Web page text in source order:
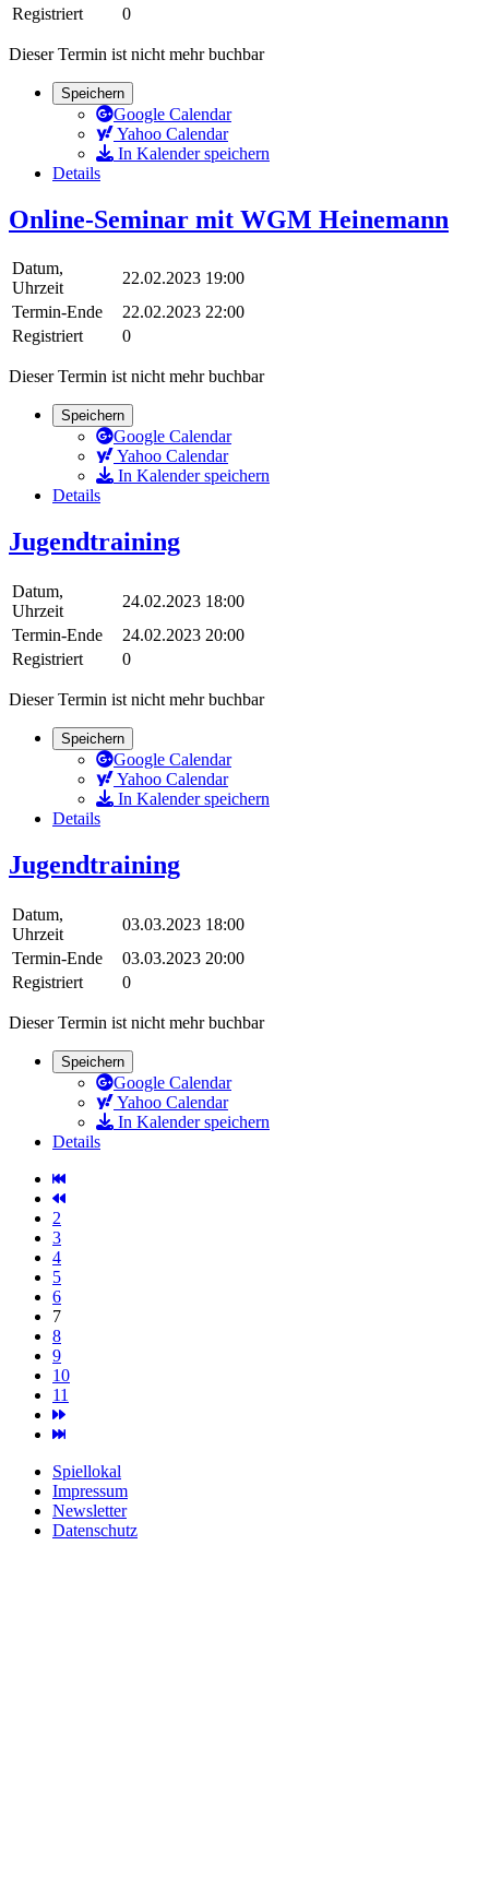
Registriert
0
Dieser Termin ist nicht mehr buchbar
Speichern
Google Calendar
Yahoo Calendar
In Kalender speichern
Details
Online-Seminar mit WGM Heinemann
Datum,
Uhrzeit
22.02.2023 19:00
Termin-Ende
22.02.2023 22:00
Registriert
0
Dieser Termin ist nicht mehr buchbar
Speichern
Google Calendar
Yahoo Calendar
In Kalender speichern
Details
Jugendtraining
Datum,
Uhrzeit
24.02.2023 18:00
Termin-Ende
24.02.2023 20:00
Registriert
0
Dieser Termin ist nicht mehr buchbar
Speichern
Google Calendar
Yahoo Calendar
In Kalender speichern
Details
Jugendtraining
Datum,
Uhrzeit
03.03.2023 18:00
Termin-Ende
03.03.2023 20:00
Registriert
0
Dieser Termin ist nicht mehr buchbar
Speichern
Google Calendar
Yahoo Calendar
In Kalender speichern
Details
2
3
4
5
6
7
8
9
10
11
Spiellokal
Impressum
Newsletter
Datenschutz